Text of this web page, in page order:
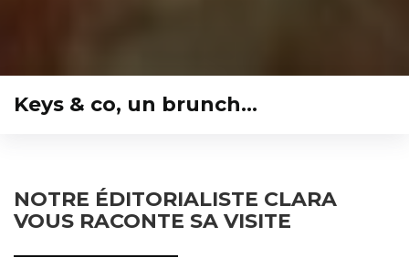
Keys & co, un brunch…
NOTRE ÉDITORIALISTE CLARA
VOUS RACONTE SA VISITE